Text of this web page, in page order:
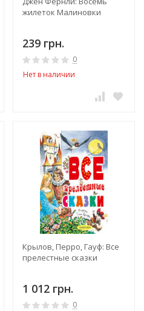
жилеток Малиновки
239 грн.
0
Нет в наличии
Крылов, Перро, Гауф: Все
прелестные сказки
1 012 грн.
0